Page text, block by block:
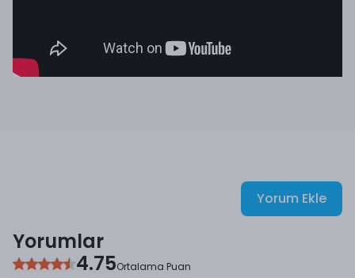
Yorum Ekle
Yorumlar
4.75Ortalama Puan